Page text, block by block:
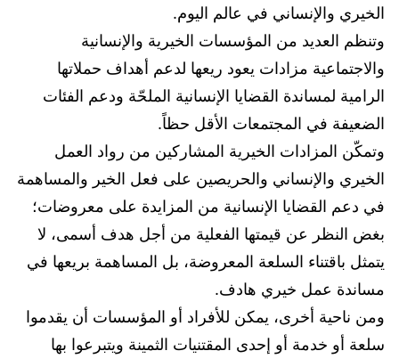
الخيري والإنساني في عالم اليوم.
وتنظم العديد من المؤسسات الخيرية والإنسانية
والاجتماعية مزادات يعود ريعها لدعم أهداف حملاتها
الرامية لمساندة القضايا الإنسانية الملحّة ودعم الفئات
الضعيفة في المجتمعات الأقل حظاً.
وتمكّن المزادات الخيرية المشاركين من رواد العمل
الخيري والإنساني والحريصين على فعل الخير والمساهمة
في دعم القضايا الإنسانية من المزايدة على معروضات؛
بغض النظر عن قيمتها الفعلية من أجل هدف أسمى، لا
يتمثل باقتناء السلعة المعروضة، بل المساهمة بريعها في
مساندة عمل خيري هادف.
ومن ناحية أخرى، يمكن للأفراد أو المؤسسات أن يقدموا
سلعة أو خدمة أو إحدى المقتنيات الثمينة ويتبرعوا بها